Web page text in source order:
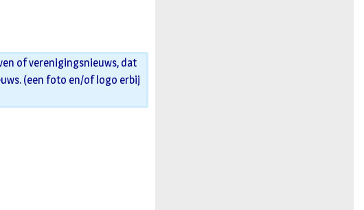
of verenigingsnieuws, dat
(een foto en/of logo erbij